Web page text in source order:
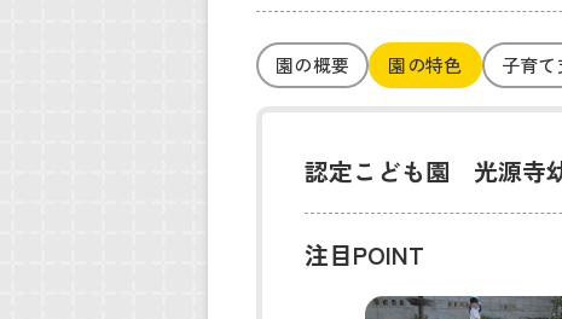
園の概要 園の特色 子育て
認定こども園 光源寺
注目POINT